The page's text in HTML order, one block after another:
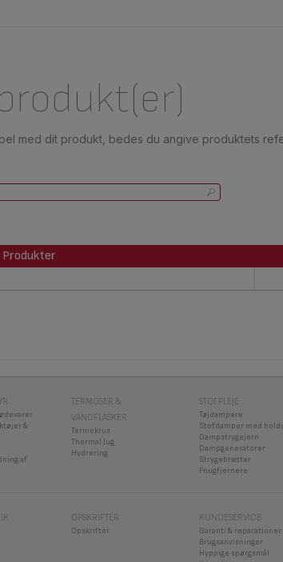
med dit produkt, bedes du angive produktets
Produkter
&
af
TERMOSER &
VANDFLASKER
Termokrus
Thermal Jug
Hydrering
STOFPLEJE
Tøjdampere
Stofdamper med
Dampstrygejern
Dampgeneratorer
Strygebrætter
Fnugfjernere
OPSKRIFTER
Opskrifter
KUNDESERVICE
Garanti & reparationer
Brugsanvisninger
Hyppige spørgsmål